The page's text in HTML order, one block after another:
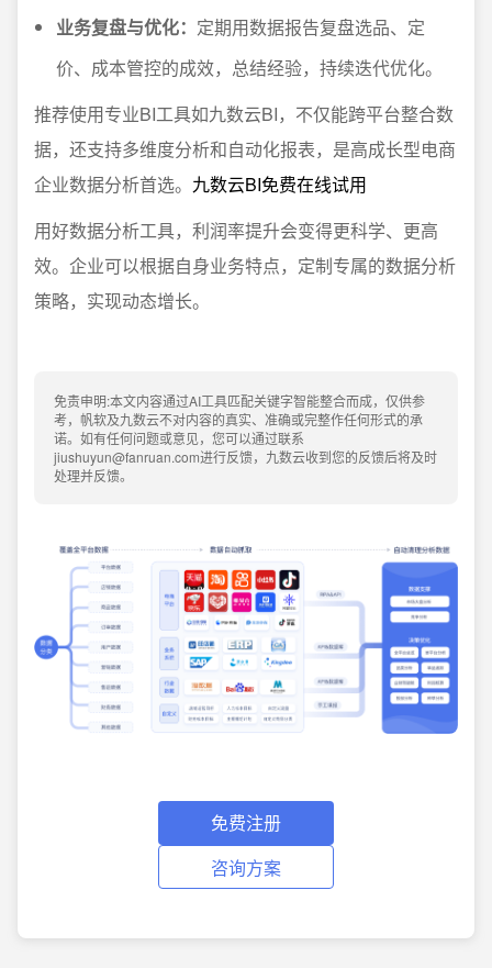
业务复盘与优化： 定期用数据报告复盘选品、定
价、成本管控的成效，总结经验，持续迭代优化。
推荐使用专业BI工具如九数云BI，不仅能跨平台整合数
据，还支持多维度分析和自动化报表，是高成长型电商
企业数据分析首选。 九数云BI免费在线试用
用好数据分析工具，利润率提升会变得更科学、更高
效。企业可以根据自身业务特点，定制专属的数据分析
策略，实现动态增长。
免责申明:本文内容通过AI工具匹配关键字智能整合而成，仅供参
考，帆软及九数云不对内容的真实、准确或完整作任何形式的承
诺。如有任何问题或意见，您可以通过联系
jiushuyun@fanruan.com进行反馈，九数云收到您的反馈后将及时
处理并反馈。
免费注册
咨询方案